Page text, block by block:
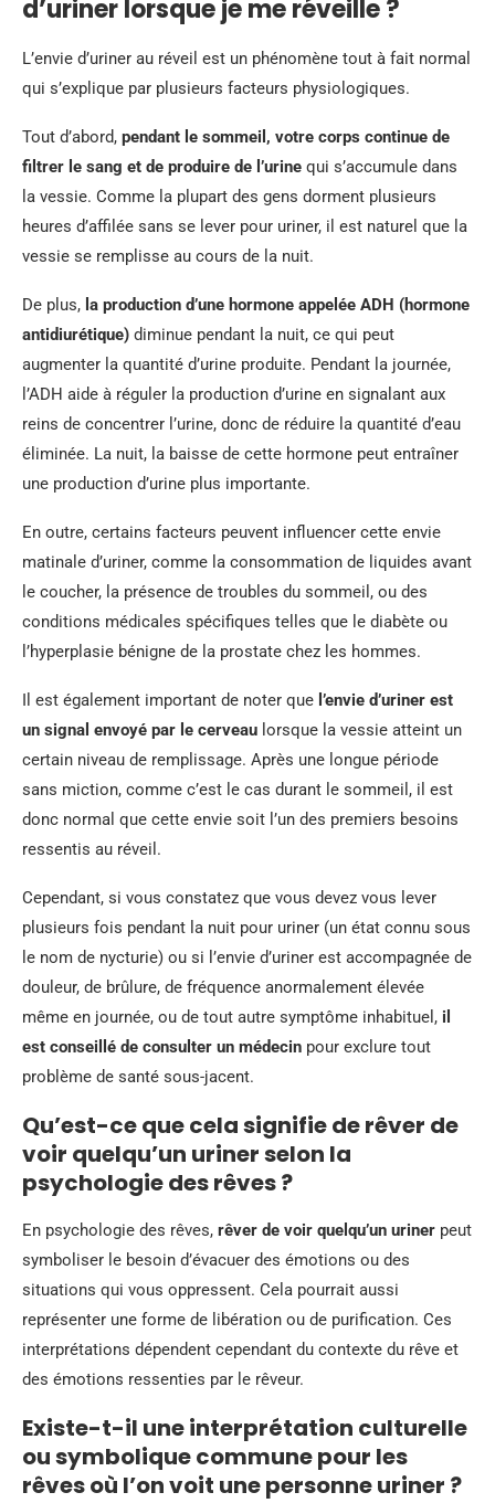
d’uriner lorsque je me réveille ?
L’envie d’uriner au réveil est un phénomène tout à fait normal
qui s’explique par plusieurs facteurs physiologiques.
Tout d’abord, pendant le sommeil, votre corps continue de
filtrer le sang et de produire de l’urine qui s’accumule dans
la vessie. Comme la plupart des gens dorment plusieurs
heures d’affilée sans se lever pour uriner, il est naturel que la
vessie se remplisse au cours de la nuit.
De plus, la production d’une hormone appelée ADH (hormone
antidiurétique) diminue pendant la nuit, ce qui peut
augmenter la quantité d’urine produite. Pendant la journée,
l’ADH aide à réguler la production d’urine en signalant aux
reins de concentrer l’urine, donc de réduire la quantité d’eau
éliminée. La nuit, la baisse de cette hormone peut entraîner
une production d’urine plus importante.
En outre, certains facteurs peuvent influencer cette envie
matinale d’uriner, comme la consommation de liquides avant
le coucher, la présence de troubles du sommeil, ou des
conditions médicales spécifiques telles que le diabète ou
l’hyperplasie bénigne de la prostate chez les hommes.
Il est également important de noter que l’envie d’uriner est
un signal envoyé par le cerveau lorsque la vessie atteint un
certain niveau de remplissage. Après une longue période
sans miction, comme c’est le cas durant le sommeil, il est
donc normal que cette envie soit l’un des premiers besoins
ressentis au réveil.
Cependant, si vous constatez que vous devez vous lever
plusieurs fois pendant la nuit pour uriner (un état connu sous
le nom de nycturie) ou si l’envie d’uriner est accompagnée de
douleur, de brûlure, de fréquence anormalement élevée
même en journée, ou de tout autre symptôme inhabituel, il
est conseillé de consulter un médecin pour exclure tout
problème de santé sous-jacent.
Qu’est-ce que cela signifie de rêver de
voir quelqu’un uriner selon la
psychologie des rêves ?
En psychologie des rêves, rêver de voir quelqu’un uriner peut
symboliser le besoin d’évacuer des émotions ou des
situations qui vous oppressent. Cela pourrait aussi
représenter une forme de libération ou de purification. Ces
interprétations dépendent cependant du contexte du rêve et
des émotions ressenties par le rêveur.
Existe-t-il une interprétation culturelle
ou symbolique commune pour les
rêves où l’on voit une personne uriner ?